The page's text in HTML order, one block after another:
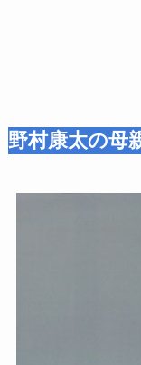
野村康太の母